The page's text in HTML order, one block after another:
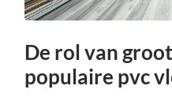
De rol van
populaire pvc